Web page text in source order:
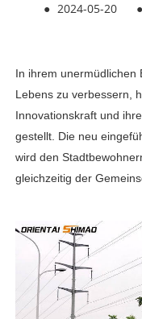
● 2024-05-20 ●
In ihrem unermüdlichen
Lebens zu verbessern,
Innovationskraft und
gestellt. Die neu
wird den
gleichzeitig der